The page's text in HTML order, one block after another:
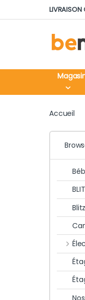
Skip to navigation
Skip to contentLIVRAISON
Accueil